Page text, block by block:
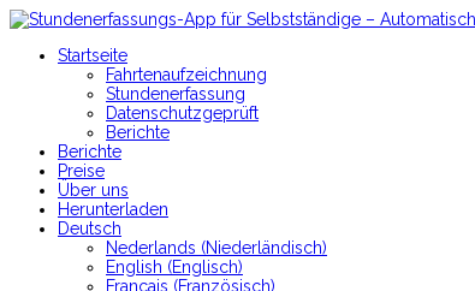
Startseite
Fahrtenaufzeichnung
Stundenerfassung
Datenschutzgeprüft
Berichte
Berichte
Preise
Über uns
Herunterladen
Deutsch
Nederlands (Niederländisch)
English (Englisch)
Français (Französisch)